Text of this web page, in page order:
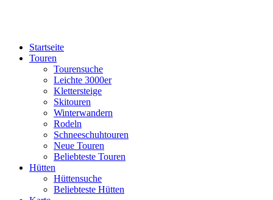
Startseite
Touren
Tourensuche
Leichte 3000er
Klettersteige
Skitouren
Winterwandern
Rodeln
Schneeschuhtouren
Neue Touren
Beliebteste Touren
Hütten
Hüttensuche
Beliebteste Hütten